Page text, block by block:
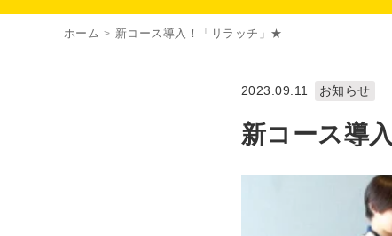
ホーム > 新コース導入！「リラッチ」★
2023.09.11 お知らせ
新コース導